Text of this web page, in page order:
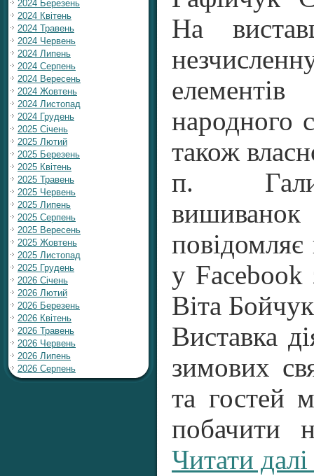
2024 Березень
2024 Квітень
2024 Травень
2024 Червень
2024 Липень
2024 Серпень
2024 Вересень
2024 Жовтень
2024 Листопад
2024 Грудень
2025 Січень
2025 Лютий
2025 Березень
2025 Квітень
2025 Травень
2025 Червень
2025 Липень
2025 Серпень
2025 Вересень
2025 Жовтень
2025 Листопад
2025 Грудень
2026 Січень
2026 Лютий
2026 Березень
2026 Квітень
2026 Травень
2026 Червень
2026 Липень
2026 Серпень
На
народного
також
п.
повідомляє
у Facebook
Віта
Виставка
зимових
та гостей
побачити
Читати